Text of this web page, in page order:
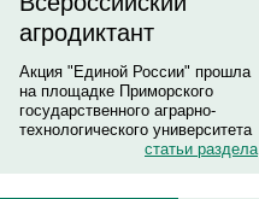
агродиктант
Акция "Единой России" прошла
на площадке Приморского
государственного аграрно-
технологического университета
статьи раздела